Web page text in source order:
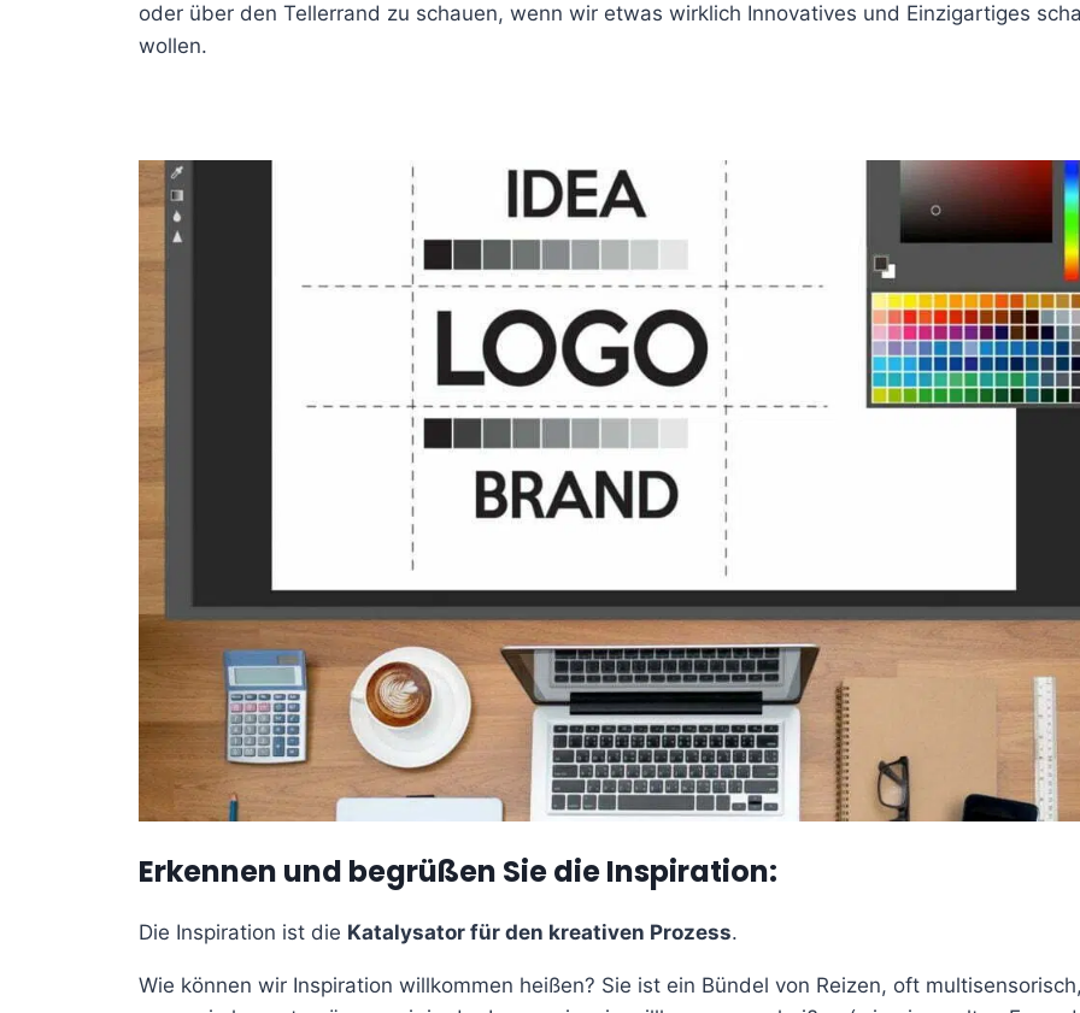
oder über den Tellerrand zu schauen, wenn wir etwas wirklich Innovatives und Einzigartiges
wollen.
Erkennen und begrüßen Sie die Inspiration:
Die Inspiration ist die Katalysator für den kreativen Prozess.
Wie können wir Inspiration willkommen heißen? Sie ist ein Bündel von Reizen, oft